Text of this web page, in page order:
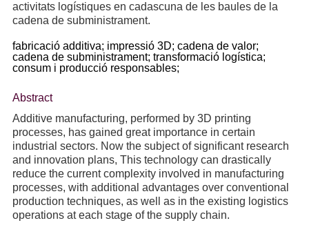
activitats logístiques en cadascuna de les baules de la
cadena de subministrament.
fabricació additiva; impressió 3D; cadena de valor;
cadena de subministrament; transformació logística;
consum i producció responsables;
Abstract
Additive manufacturing, performed by 3D printing
processes, has gained great importance in certain
industrial sectors. Now the subject of significant research
and innovation plans, This technology can drastically
reduce the current complexity involved in manufacturing
processes, with additional advantages over conventional
production techniques, as well as in the existing logistics
operations at each stage of the supply chain.